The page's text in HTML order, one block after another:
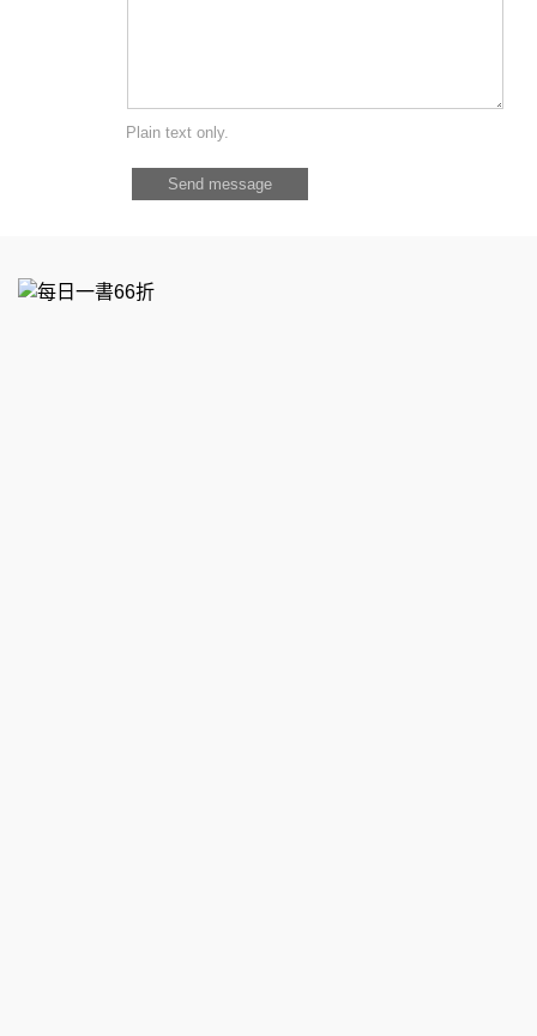
Plain text only.